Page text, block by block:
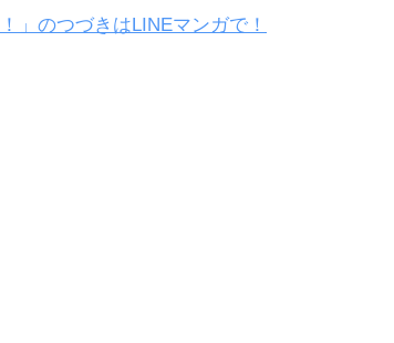
」のつづきはLINEマンガで！